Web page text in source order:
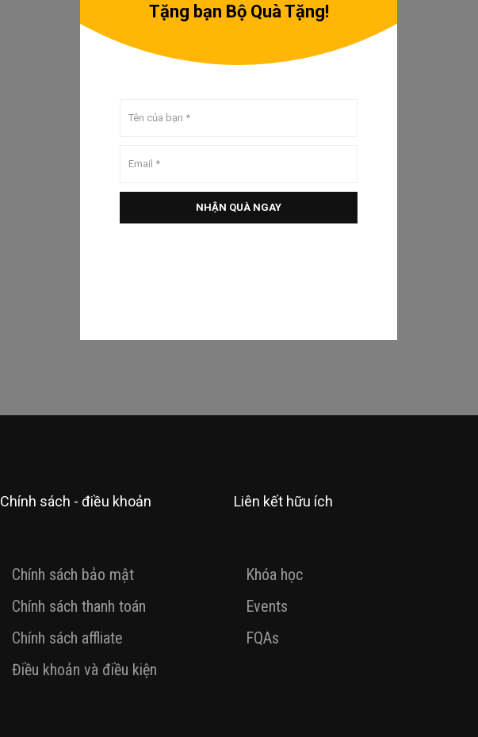
Tặng bạn Bộ Quà Tặng!
Chính sách - điều khoản
Chính sách bảo mật
Chính sách thanh toán
Chính sách affliate
Điều khoản và điều kiện
Liên kết hữu ích
Khóa học
Events
FQAs